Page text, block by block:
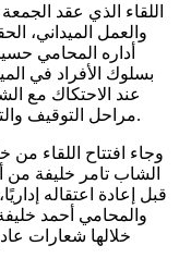
اللقاء الذي عقد
والعمل الميداني،
أداره المحامي
بسلوك الأفراد في
عند الاحتكاك مع
مراحل التوقيف والتحقيق، خاصة في القضايا ذات الطابع الأمني.
وجاء افتتاح اللقاء من
الشاب تامر خليفة من
قبل إعادة اعتقاله
والمحامي أحمد
خلالها شعارات